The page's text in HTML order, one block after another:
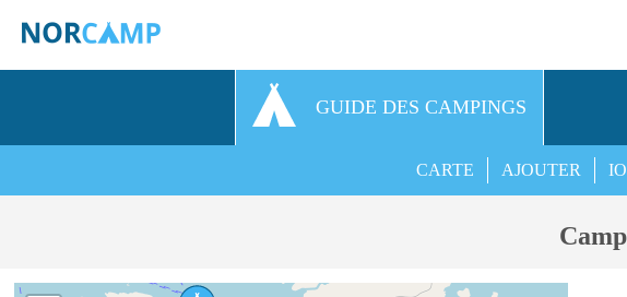
GUIDE DES CAMPINGS
AJOUTER
CARTE